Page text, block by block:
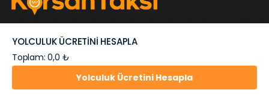
İstanbul içi ve şehirlerarası ulaşımda avantajlı fiyat ile
hızlı ve esnek çözümler...
YOLCULUK ÜCRETİNİ HESAPLA
Toplam: 0,0 ₺
Yolculuk Ücretini Hesapla